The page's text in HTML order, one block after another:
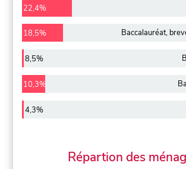
22,4%
18,5% Baccalauréat,
8,5%
10,3%
4,3%
Répartion des